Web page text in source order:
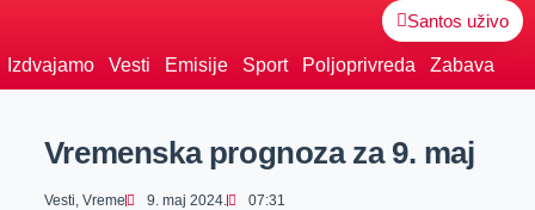
Santos uživo
Izdvajamo Vesti Emisije Sport Poljoprivreda Zabava
Vremenska prognoza za 9. maj
Vesti, Vreme 9. maj 2024. 07:31